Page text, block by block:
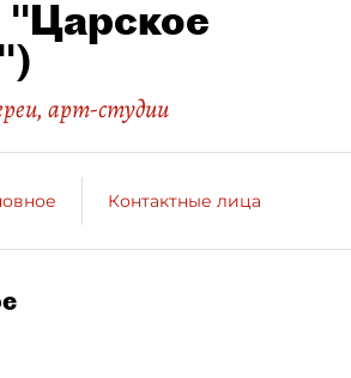
арт-студии
Контактные лица